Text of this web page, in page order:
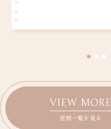
VIEW MORE
症例一覧を見る